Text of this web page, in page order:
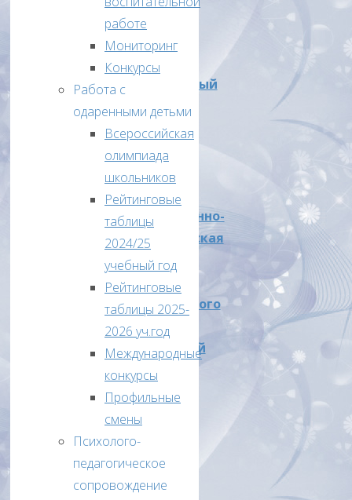
О
проведении
ВсОШ
муниципальный
этап
2024-
2025г
Приложение
6
Организационно-
технологическая
модель
проведения
муниципального
этапа
всероссийской
олимпиады
школьников
в
2024-
2025
учебном
работе
Мониторинг
Конкурсы
Работа с
одаренными детьми
Всероссийская
олимпиада
школьников
Рейтинговые
таблицы
2024/25
учебный год
Рейтинговые
таблицы 2025-
2026 уч.год
Международные
конкурсы
Профильные
смены
Психолого-
педагогическое
сопровождение